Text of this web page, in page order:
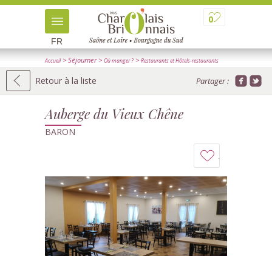
0
FR
Accueil> Séjourner> Où manger ? > Restaurants et Hôtels-restaurants
Retour à la liste Partager :
Auberge du Vieux Chêne
BARON
à
mon
carnet